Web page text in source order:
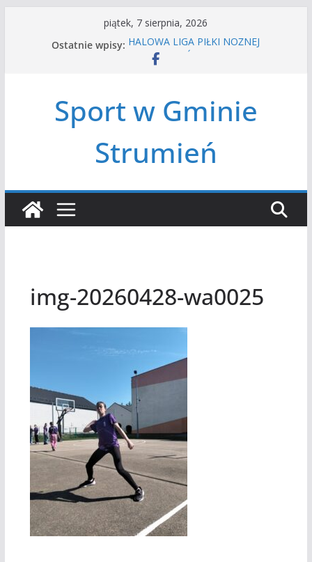
piątek, 7 sierpnia, 2026
Ostatnie wpisy: HALOWA LIGA PIŁKI NOŻNEJ
LATO W MIEŚCIE’2026
Czwórbój lekkoatletyczny
Sport w Gminie
Strumień
img-20260428-wa0025